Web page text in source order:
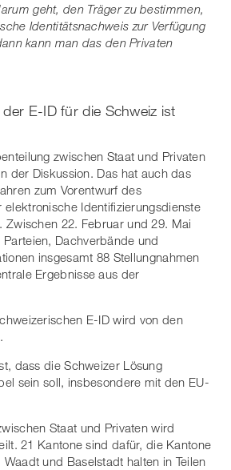
geht, den Träger zu bestimmen,
Identitätsnachweis zur Verfügung
kann man das den Privaten
E-ID für die Schweiz ist
zwischen Staat und Privaten
der Diskussion. Das hat auch das
zum Vorentwurf des
elektronische Identifizierungsdienste
Zwischen 22. Februar und 29. Mai
Dachverbände und
insgesamt 88 Stellungnahmen
Ergebnisse aus der
E-ID wird von den
dass die Schweizer Lösung
sein soll, insbesondere mit den EU-
Staat und Privaten wird
21 Kantone sind dafür, die Kantone
und Baselstadt halten in Teilen